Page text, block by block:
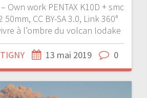
Own work PENTAX K10D + smc
50mm, CC BY-SA 3.0, Link 360°
à l’ombre du volcan Iodake
13 mai 2019 0